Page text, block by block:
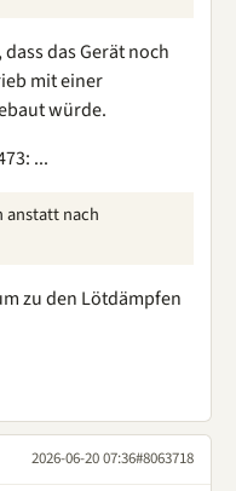
das Gerät noch
mit einer
würde.
...
anstatt nach
zu den Lötdämpfen
2026-06-20 07:36#8063718